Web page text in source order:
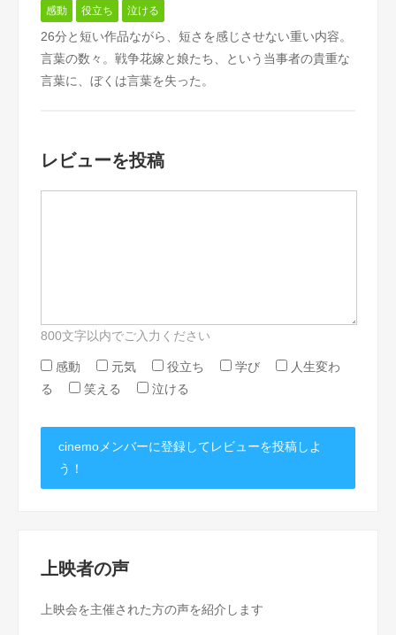
感動 役立ち 泣ける
26分と短い作品ながら、短さを感じさせない重い内容。
言葉の数々。戦争花嫁と娘たち、という当事者の貴重な
言葉に、ぼくは言葉を失った。
レビューを投稿
800文字以内でご入力ください
感動 元気 役立ち 学び
人生変わ
る
笑える 泣ける
cinemoメンバーに登録してレビューを投稿しよ
う！
上映者の声
上映会を主催された方の声を紹介します